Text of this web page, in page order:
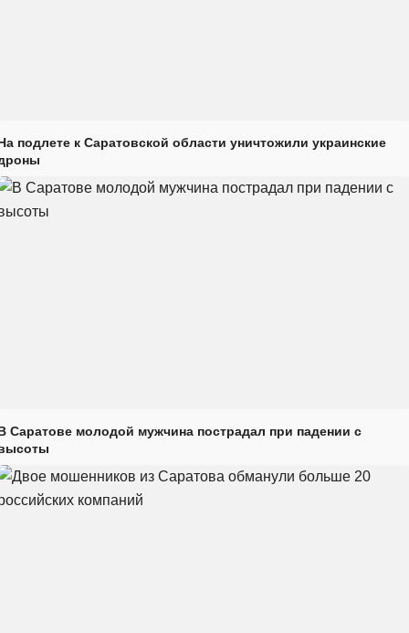
подлете к Саратовской области уничтожили украинские
Саратове молодой мужчина пострадал при падении с